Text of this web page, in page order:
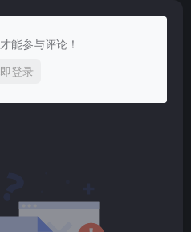
能参与评论！
登录